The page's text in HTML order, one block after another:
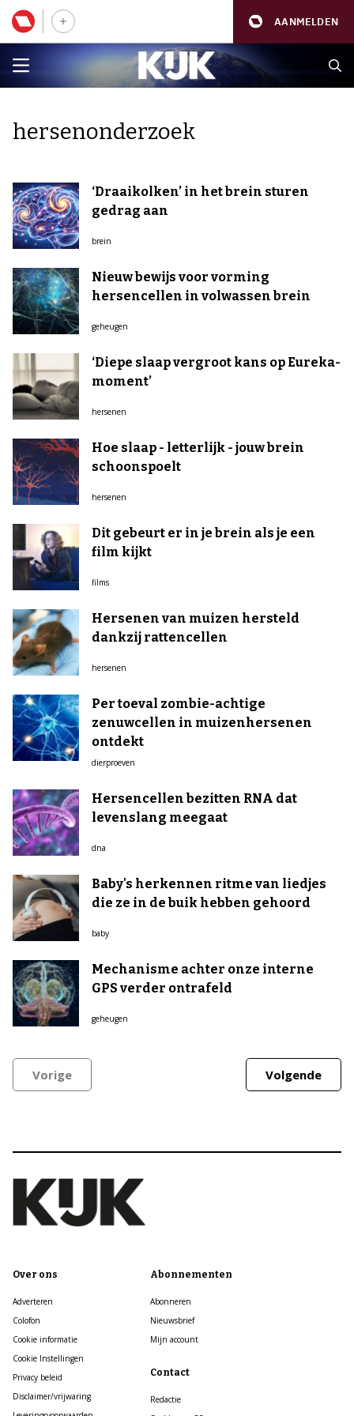
AANMELDEN
hersenonderzoek
‘Draaikolken’ in het brein sturen
gedrag aan
brein
Nieuw bewijs voor vorming
hersencellen in volwassen brein
geheugen
‘Diepe slaap vergroot kans op Eureka-
moment’
hersenen
Hoe slaap - letterlijk - jouw brein
schoonspoelt
hersenen
Dit gebeurt er in je brein als je een
film kijkt
films
Hersenen van muizen hersteld
dankzij rattencellen
hersenen
Per toeval zombie-achtige
zenuwcellen in muizenhersenen
ontdekt
dierproeven
Hersencellen bezitten RNA dat
levenslang meegaat
dna
Baby's herkennen ritme van liedjes
die ze in de buik hebben gehoord
baby
Mechanisme achter onze interne
GPS verder ontrafeld
geheugen
Vorige Volgende
Over ons
Adverteren
Colofon
Cookie informatie
Cookie Instellingen
Privacy beleid
Disclaimer/vrijwaring
Abonnementen
Abonneren
Nieuwsbrief
Mijn account
Contact
Redactie